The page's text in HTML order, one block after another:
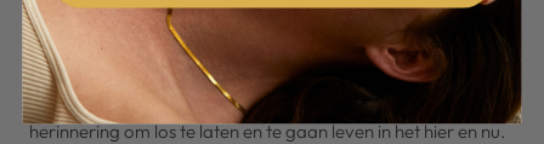
regenboog. Dat is ook niet zo gek; zo snel als de regenboog
verschijnt, verdwijnt hij ook weer. Het kan een teken zijn van
het kunnen loslaten. De regenboog betekenis laat zien dat er
hoop is en een nieuw begin zich aankondigt. Een kleine
herinnering om los te laten en te gaan leven in het hier en nu.